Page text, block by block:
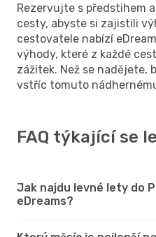
Rezervujte s předstihem
cesty, abyste si zajistili
cestovatele nabízí
výhody, které z každé
zážitek. Než se nadějete,
vstříc tomuto
FAQ týkající se
Jak najdu levné lety do
eDreams?